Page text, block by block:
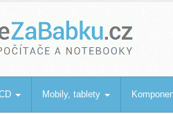
.cz
Mobily, tablety